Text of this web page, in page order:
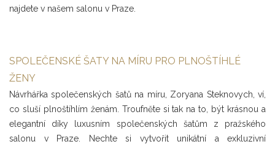
najdete v našem salonu v Praze.
SPOLEČENSKÉ ŠATY NA MÍRU PRO PLNOŠTÍHLÉ
ŽENY
Návrhářka společenských šatů na míru, Zoryana Steknovych, ví,
co sluší plnoštíhlím ženám. Troufněte si tak na to, být krásnou a
elegantní díky luxusním společenských šatům z pražského
salonu v Praze. Nechte si vytvořit unikátní a exkluzivní